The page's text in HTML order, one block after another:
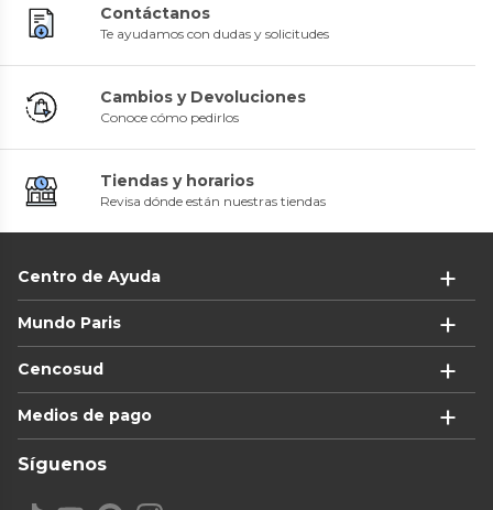
Contáctanos
Te ayudamos con dudas y solicitudes
Cambios y Devoluciones
Conoce cómo pedirlos
Tiendas y horarios
Revisa dónde están nuestras tiendas
Centro de Ayuda
Mundo Paris
Cencosud
Medios de pago
Síguenos